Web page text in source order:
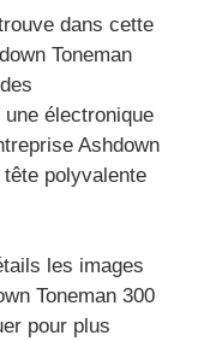
dans cette
Toneman
électronique
Ashdown
polyvalente
les images
Toneman 300
pour plus